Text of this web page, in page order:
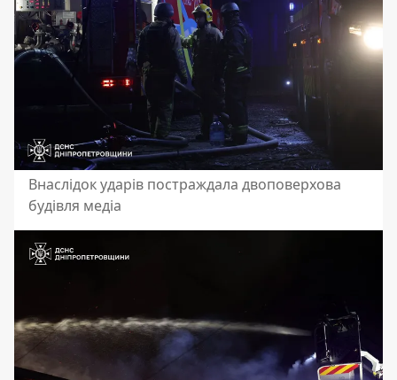
Внаслідок ударів постраждала двоповерхова
будівля медіа